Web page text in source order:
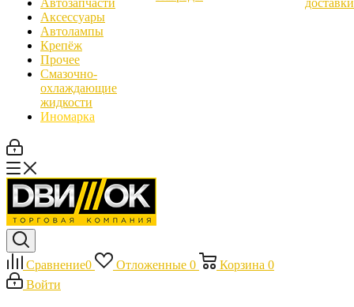
Автозапчасти
Аксессуары
Автолампы
Крепёж
Прочее
Смазочно-
охлаждающие
жидкости
Иномарка
доставки
Сравнение0 Отложенные 0 Корзина 0
Войти